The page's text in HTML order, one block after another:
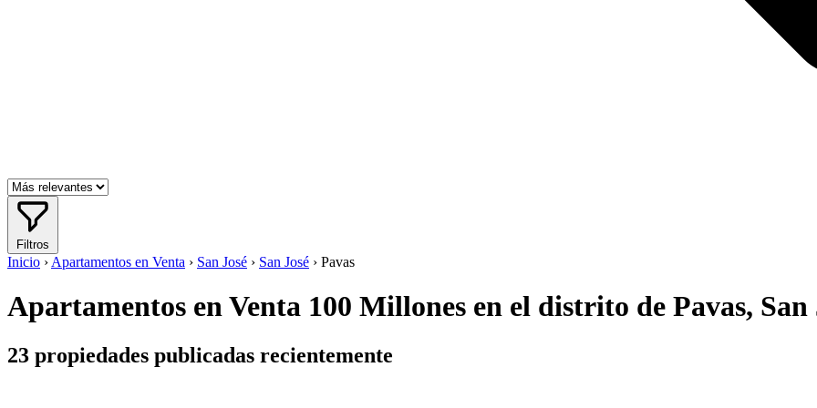
Filtros
Inicio › Apartamentos en Venta › San José › San José › Pavas
Apartamentos en Venta 100 Millones en el distrito de Pavas, San
23 propiedades publicadas recientemente